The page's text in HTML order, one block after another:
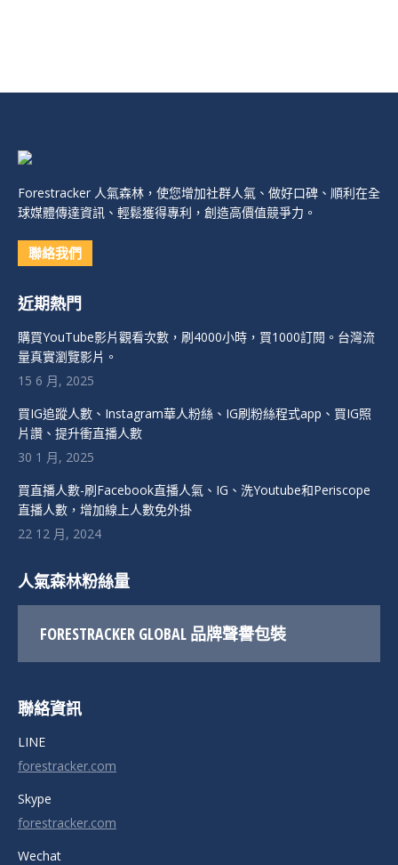
Forestracker 人氣森林，使您增加社群人氣、做好口碑、順利在全
球媒體傳達資訊、輕鬆獲得專利，創造高價值競爭力。
聯絡我們
近期熱門
購買YouTube影片觀看次數，刷4000小時，買1000訂閱。台灣流
量真實瀏覽影片。
15 6 月, 2025
買IG追蹤人數、Instagram華人粉絲、IG刷粉絲程式app、買IG照
片讚、提升衝直播人數
30 1 月, 2025
買直播人數-刷Facebook直播人氣、IG、洗Youtube和Periscope
直播人數，增加線上人數免外掛
22 12 月, 2024
人氣森林粉絲量
FORESTRACKER GLOBAL 品牌聲譽包裝
聯絡資訊
LINE
forestracker.com
Skype
forestracker.com
Wechat